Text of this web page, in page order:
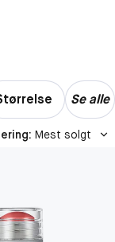
Se alle
: Mest solgt